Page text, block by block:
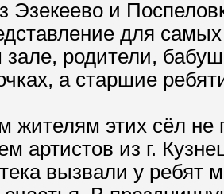
Эзекеево и
для
зале, родители,
а старшие
жителям этих сёл не
артистов из г.
вызвали у ребят